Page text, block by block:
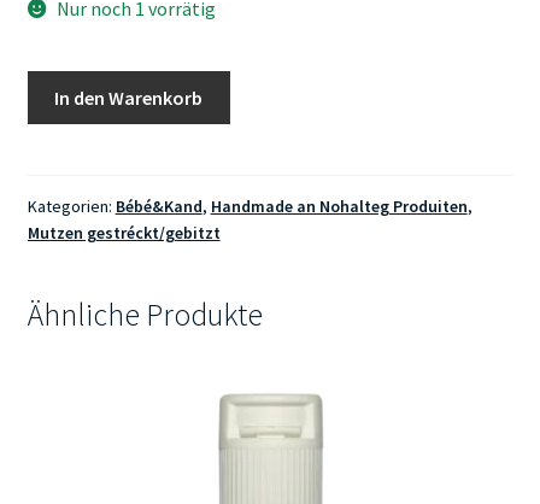
Nur noch 1 vorrätig
30cm
(Frühchen)
In den Warenkorb
Kategorien: Bébé&Kand, Handmade an Nohalteg Produiten,
Mutzen gestréckt/gebitzt
Ähnliche Produkte